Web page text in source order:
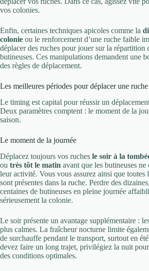
vos colonies.
Enfin, certaines techniques apicoles comme la
colonie ou le renforcement d’une ruche faible
déplacer des ruches pour jouer sur la répartition
butineuses. Ces manipulations demandent une
des règles de déplacement.
Les meilleures périodes pour déplacer une ruche
Le timing est capital pour réussir un
Deux paramètres comptent : le moment de la
saison.
Le moment de la journée
Déplacez toujours vos ruches le soir à la
ou très tôt le matin avant que les butineuses ne
leur activité. Vous vous assurez ainsi que toutes
sont présentes dans la ruche. Perdre des
centaines de butineuses en pleine journée
sérieusement la colonie.
Le soir présente un avantage supplémentaire :
plus calmes. La fraîcheur nocturne limite
de surchauffe pendant le transport, surtout en
devez faire un long trajet, privilégiez la nuit
des conditions optimales.